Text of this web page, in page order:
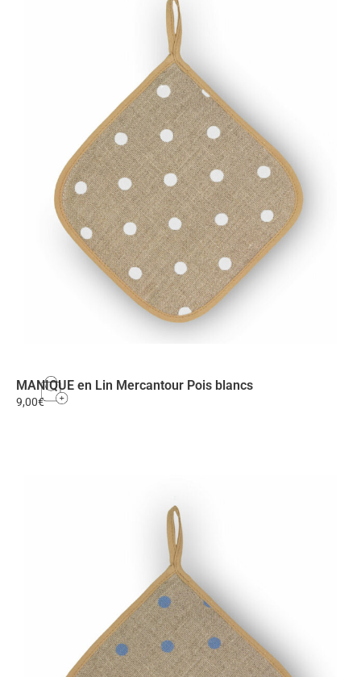
MANIQUE en Lin Mercantour Pois blancs
9,00€